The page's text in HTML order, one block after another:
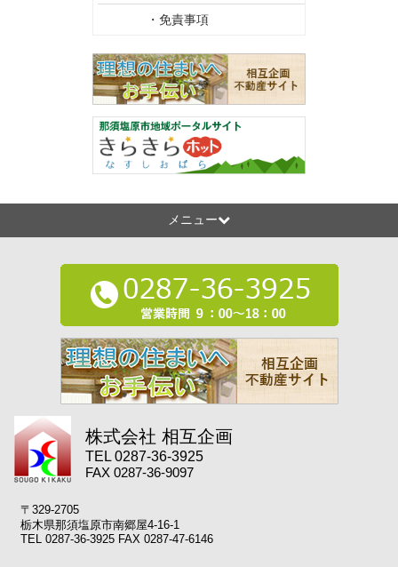
・免責事項
メニュー
株式会社 相互企画
TEL 0287-36-3925
FAX 0287-36-9097
〒329-2705
栃木県那須塩原市南郷屋4-16-1
TEL 0287-36-3925 FAX 0287-47-6146